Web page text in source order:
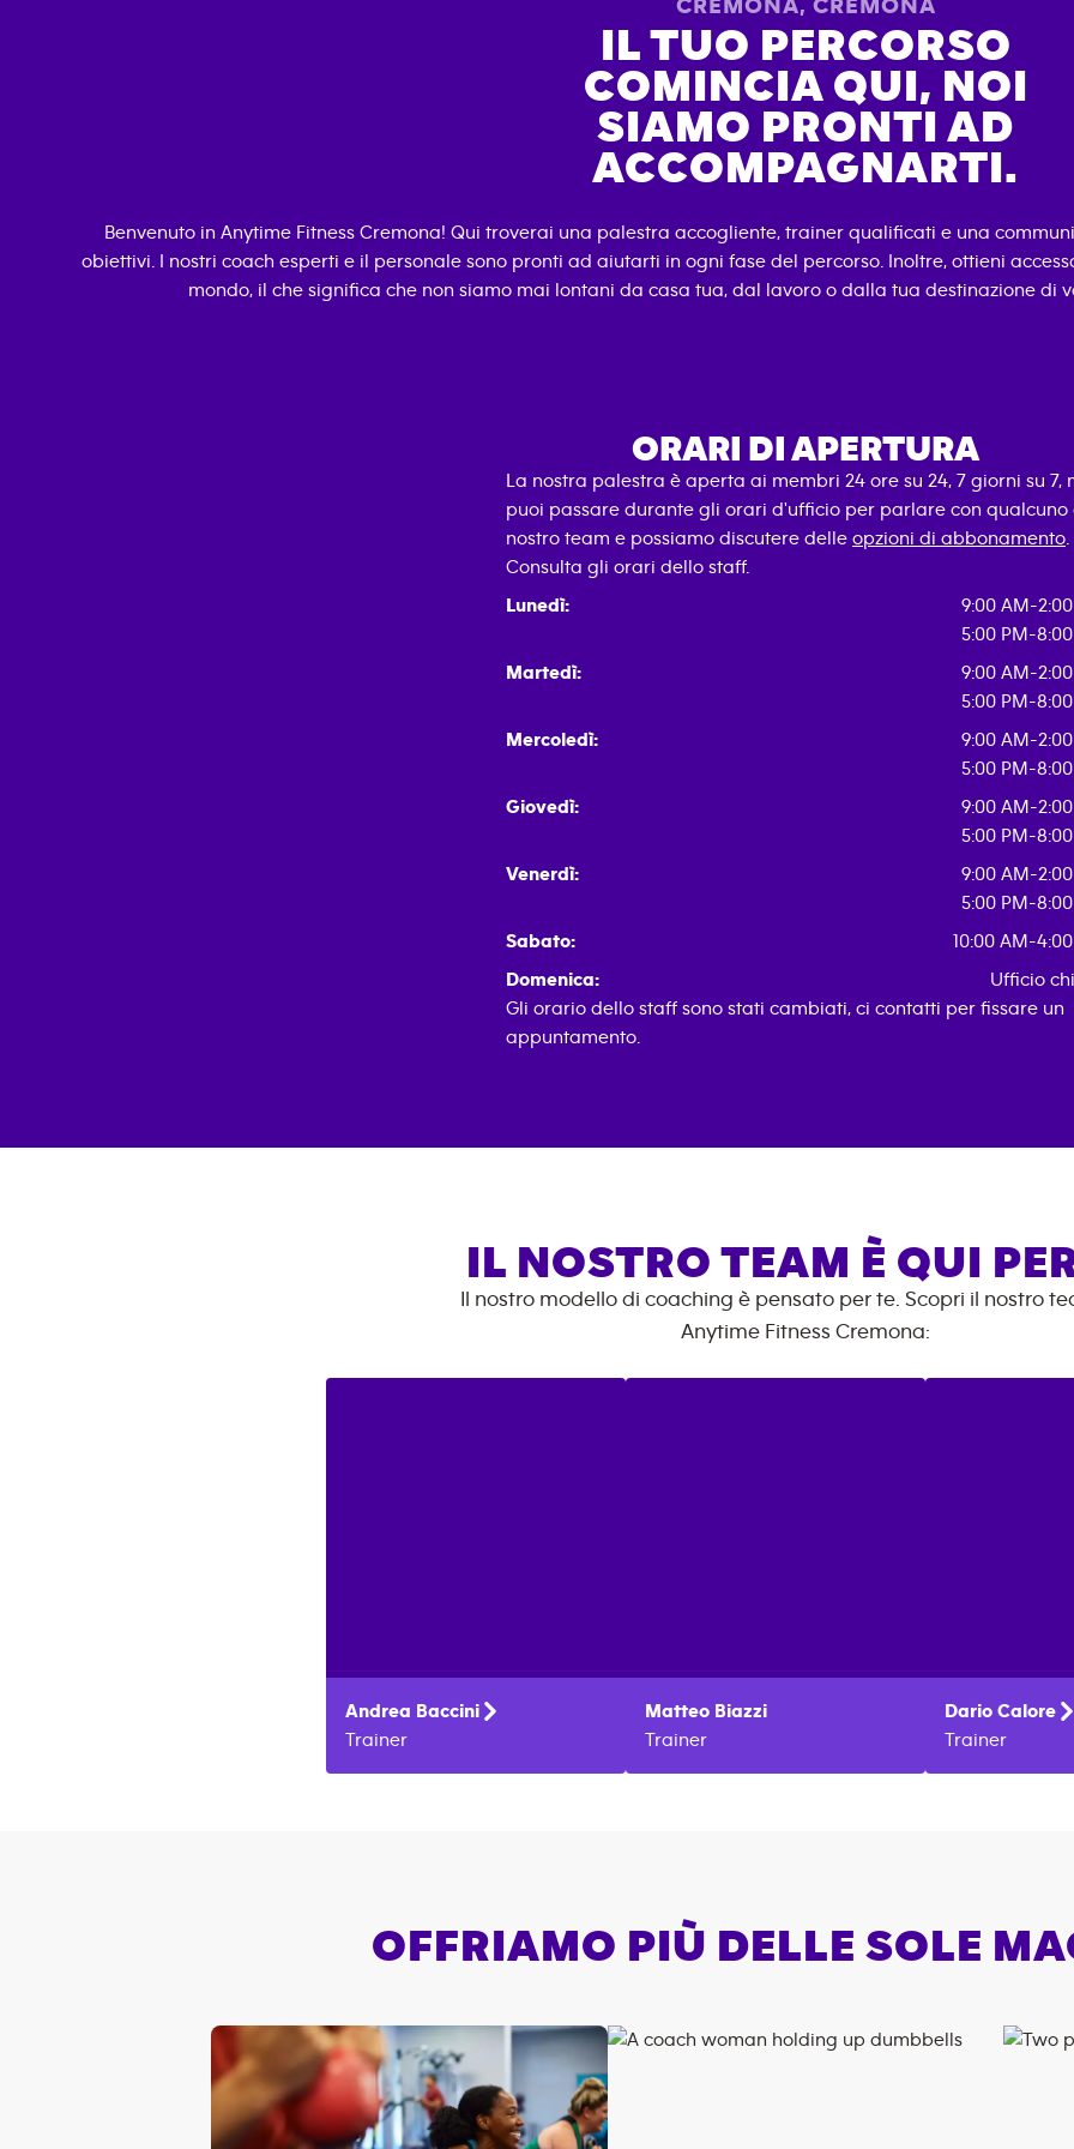
CREMONA, CREMONA
IL TUO PERCORSO
COMINCIA QUI, NOI
SIAMO PRONTI AD
ACCOMPAGNARTI.
Benvenuto in Anytime Fitness Cremona! Qui troverai una palestra accogliente, trainer qualificati e una
obiettivi. I nostri coach esperti e il personale sono pronti ad aiutarti in ogni fase del percorso. Inoltre, ottieni
mondo, il che significa che non siamo mai lontani da casa tua, dal lavoro o dalla tua destinazione di
ORARI DI APERTURA
La nostra palestra è aperta ai membri 24 ore su 24, 7 giorni su 7,
puoi passare durante gli orari d'ufficio per parlare con qualcuno
nostro team e possiamo discutere delle opzioni di abbonamento
Consulta gli orari dello staff.
Lunedì:
9:00 AM-2:00
5:00 PM-8:00
Martedì:
9:00 AM-2:00
5:00 PM-8:00
Mercoledì:
9:00 AM-2:00
5:00 PM-8:00
Giovedì:
9:00 AM-2:00
5:00 PM-8:00
Venerdì:
9:00 AM-2:00
5:00 PM-8:00
Sabato:
10:00 AM-4:00
Domenica:
Ufficio
Gli orario dello staff sono stati cambiati, ci contatti per fissare un
appuntamento.
IL NOSTRO TEAM È QUI
Il nostro modello di coaching è pensato per te. Scopri il nostro
Anytime Fitness Cremona:
Andrea Baccini
Trainer
Matteo Biazzi
Trainer
Dario Calore
Trainer
OFFRIAMO PIÙ DELLE SOLE